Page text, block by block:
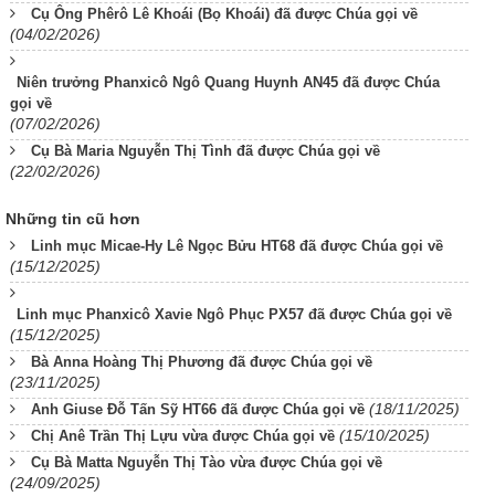
Cụ Ông Phêrô Lê Khoái (Bọ Khoái) đã được Chúa gọi về
(04/02/2026)
Niên trưởng Phanxicô Ngô Quang Huynh AN45 đã được Chúa
gọi về
(07/02/2026)
Cụ Bà Maria Nguyễn Thị Tình đã được Chúa gọi về
(22/02/2026)
Những tin cũ hơn
Linh mục Micae-Hy Lê Ngọc Bửu HT68 đã được Chúa gọi về
(15/12/2025)
Linh mục Phanxicô Xavie Ngô Phục PX57 đã được Chúa gọi về
(15/12/2025)
Bà Anna Hoàng Thị Phương đã được Chúa gọi về
(23/11/2025)
Anh Giuse Đỗ Tấn Sỹ HT66 đã được Chúa gọi về (18/11/2025)
Chị Anê Trần Thị Lựu vừa được Chúa gọi về (15/10/2025)
Cụ Bà Matta Nguyễn Thị Tào vừa được Chúa gọi về
(24/09/2025)